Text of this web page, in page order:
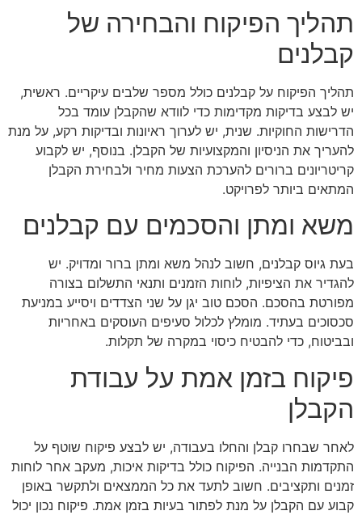
תהליך הפיקוח והבחירה של
קבלנים
תהליך הפיקוח על קבלנים כולל מספר שלבים עיקריים. ראשית,
יש לבצע בדיקות מקדימות כדי לוודא שהקבלן עומד בכל
הדרישות החוקיות. שנית, יש לערוך ראיונות ובדיקות רקע, על מנת
להעריך את הניסיון והמקצועיות של הקבלן. בנוסף, יש לקבוע
קריטריונים ברורים להערכת הצעות מחיר ולבחירת הקבלן
המתאים ביותר לפרויקט.
משא ומתן והסכמים עם קבלנים
בעת גיוס קבלנים, חשוב לנהל משא ומתן ברור ומדויק. יש
להגדיר את הציפיות, לוחות הזמנים ותנאי התשלום בצורה
מפורטת בהסכם. הסכם טוב יגן על שני הצדדים ויסייע במניעת
סכסוכים בעתיד. מומלץ לכלול סעיפים העוסקים באחריות
ובביטוח, כדי להבטיח כיסוי במקרה של תקלות.
פיקוח בזמן אמת על עבודת
הקבלן
לאחר שבחרו קבלן והחלו בעבודה, יש לבצע פיקוח שוטף על
התקדמות הבנייה. הפיקוח כולל בדיקות איכות, מעקב אחר לוחות
זמנים ותקציבים. חשוב לתעד את כל הממצאים ולתקשר באופן
קבוע עם הקבלן על מנת לפתור בעיות בזמן אמת. פיקוח נכון יכול